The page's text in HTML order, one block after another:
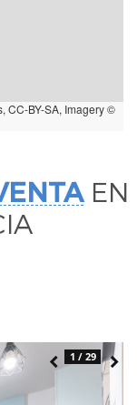
CC-BY-SA, Imagery ©
EN
1 / 29